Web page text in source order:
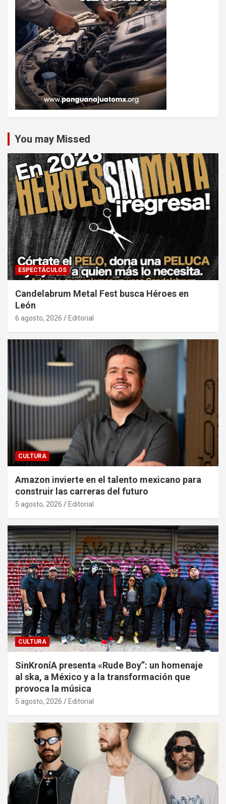
You may Missed
ESPECTÁCULOS
Candelabrum Metal Fest busca Héroes en
León
6 agosto, 2026 Editorial
CULTURA
Amazon invierte en el talento mexicano para
construir las carreras del futuro
5 agosto, 2026 Editorial
CULTURA
SinKroníA presenta «Rude Boy”: un homenaje
al ska, a México y a la transformación que
provoca la música
5 agosto, 2026 Editorial